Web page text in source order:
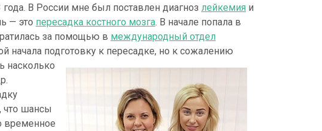
В России мне был поставлен диагноз лейкемия и
— это пересадка костного мозга. В начале попала в
за помощью в международный отдел
начала подготовку к пересадке, но к сожалению
насколько
что шансы
временное